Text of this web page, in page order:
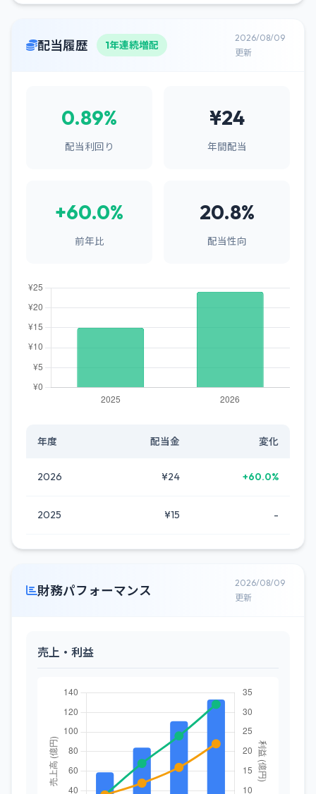
配当履歴 1年連続増配
2026/08/09
更新
0.89%
配当利回り
¥24
年間配当
+60.0%
前年比
20.8%
配当性向
年度 配当金 変化
2026 ¥24 +60.0%
2025 ¥15 -
財務パフォーマンス
2026/08/09
更新
売上・利益